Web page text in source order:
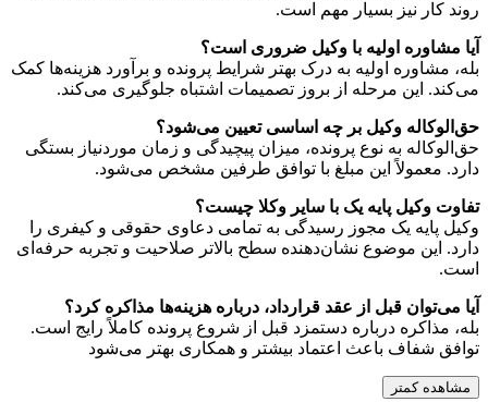
روند کار نیز بسیار مهم است.
آیا مشاوره اولیه با وکیل ضروری است؟
بله، مشاوره اولیه به درک بهتر شرایط پرونده و برآورد هزینه‌ها کمک
می‌کند. این مرحله از بروز تصمیمات اشتباه جلوگیری می‌کند.
حق‌الوکاله وکیل بر چه اساسی تعیین می‌شود؟
حق‌الوکاله به نوع پرونده، میزان پیچیدگی و زمان موردنیاز بستگی
دارد. معمولاً این مبلغ با توافق طرفین مشخص می‌شود.
تفاوت وکیل پایه یک با سایر وکلا چیست؟
وکیل پایه یک مجوز رسیدگی به تمامی دعاوی حقوقی و کیفری را
دارد. این موضوع نشان‌دهنده سطح بالاتر صلاحیت و تجربه حرفه‌ای
است.
آیا می‌توان قبل از عقد قرارداد، درباره هزینه‌ها مذاکره کرد؟
بله، مذاکره درباره دستمزد قبل از شروع پرونده کاملاً رایج است.
توافق شفاف باعث اعتماد بیشتر و همکاری بهتر می‌شود
مشاهدهکمتر